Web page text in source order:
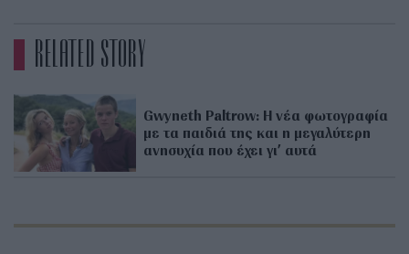
RELATED STORY
Gwyneth Paltrow: Η νέα φωτογραφία
με τα παιδιά της και η μεγαλύτερη
ανησυχία που έχει γι’ αυτά